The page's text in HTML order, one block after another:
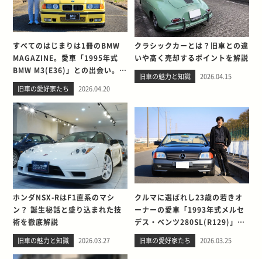
すべてのはじまりは1冊のBMW
MAGAZINE。愛車「1995年式
BMW M3(E36)」との出会い。そ
して別れを考える
旧車の愛好家たち 2026.04.20
クラシックカーとは？旧車との違
いや高く売却するポイントを解説
旧車の魅力と知識 2026.04.15
ホンダNSX-RはF1直系のマシ
ン？ 誕生秘話と盛り込まれた技
術を徹底解説
旧車の魅力と知識 2026.03.27
クルマに選ばれし23歳の若きオ
ーナーの愛車「1993年式メルセ
デス・ベンツ280SL(R129)」と
の出会い。そして別れを考える
旧車の愛好家たち 2026.03.25